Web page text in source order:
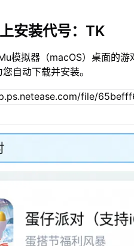
安装代号：TK
模拟器（macOS）桌面的
自动下载并安装。